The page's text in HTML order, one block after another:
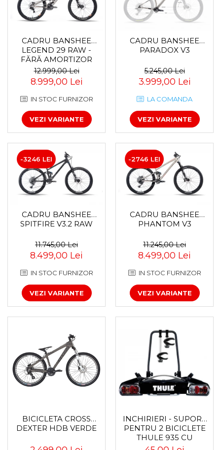
Groupset
CADRU BANSHEE
LEGEND 29 RAW -
FĂRĂ AMORTIZOR
SPATE
12.999,00 Lei
8.999,00 Lei
IN STOC FURNIZOR
VEZI VARIANTE
CADRU BANSHEE
PARADOX V3
5.245,00 Lei
3.999,00 Lei
LA COMANDA
VEZI VARIANTE
-3246 LEI
CADRU BANSHEE
SPITFIRE V3.2 RAW
11.745,00 Lei
8.499,00 Lei
IN STOC FURNIZOR
VEZI VARIANTE
-2746 LEI
CADRU BANSHEE
PHANTOM V3
11.245,00 Lei
8.499,00 Lei
IN STOC FURNIZOR
VEZI VARIANTE
BICICLETA CROSS
DEXTER HDB VERDE
INCHIRIERI - SUPORT
PENTRU 2 BICICLETE
THULE 935 CU
PRINDERE PE